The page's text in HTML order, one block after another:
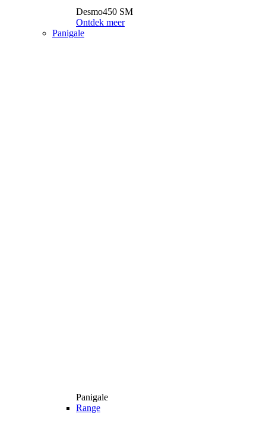
Desmo450 SM
Ontdek meer
Panigale
Panigale
Range